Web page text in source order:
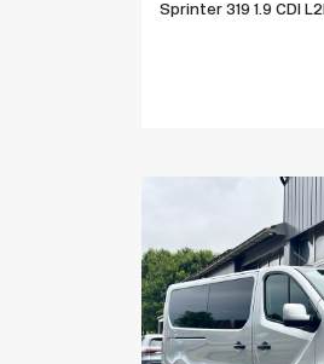
Sprinter 319 1.9 CDI